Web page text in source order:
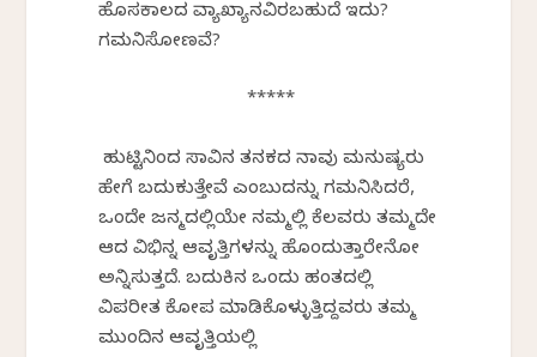
ಹೊಸಕಾಲದ ವ್ಯಾಖ್ಯಾನವಿರಬಹುದೆ ಇದು?
ಗಮನಿಸೋಣವೆ?
*****
ಹುಟ್ಟಿನಿಂದ ಸಾವಿನ ತನಕದ ನಾವು ಮನುಷ್ಯರು
ಹೇಗೆ ಬದುಕುತ್ತೇವೆ ಎಂಬುದನ್ನು ಗಮನಿಸಿದರೆ,
ಒಂದೇ ಜನ್ಮದಲ್ಲಿಯೇ ನಮ್ಮಲ್ಲಿ ಕೆಲವರು ತಮ್ಮದೇ
ಆದ ವಿಭಿನ್ನ ಆವೃತ್ತಿಗಳನ್ನು ಹೊಂದುತ್ತಾರೇನೋ
ಅನ್ನಿಸುತ್ತದೆ. ಬದುಕಿನ ಒಂದು ಹಂತದಲ್ಲಿ
ವಿಪರೀತ ಕೋಪ ಮಾಡಿಕೊಳ್ಳುತ್ತಿದ್ದವರು ತಮ್ಮ
ಮುಂದಿನ ಆವೃತ್ತಿಯಲ್ಲಿ